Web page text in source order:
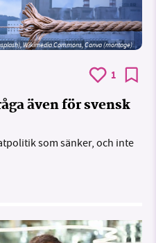
Wikimedia Commons, Canva (montage)
1
även för svensk
som sänker, och inte